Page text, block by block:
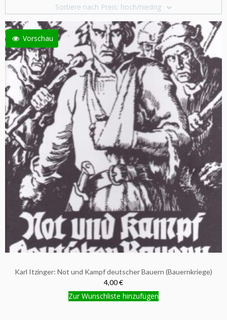
Sortiere nach Preis: hoch/niedrig
Vorschau
Karl Itzinger: Not und Kampf deutscher Bauern (Bauernkriege)
4,00 €
Zur Wunschliste hinzufügen